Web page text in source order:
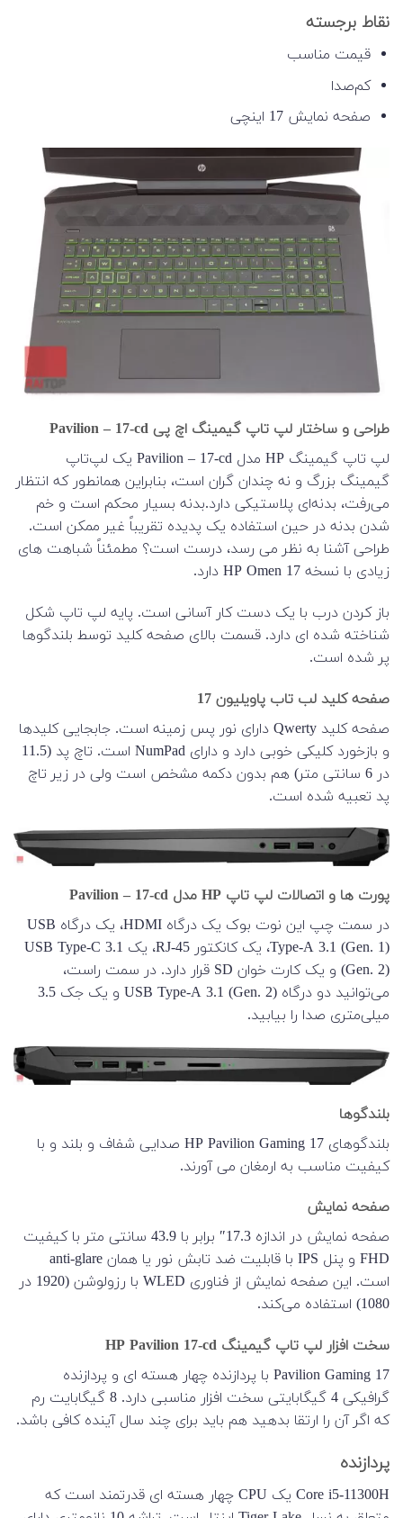
نقاط برجسته
قیمت مناسب
کم‌صدا
صفحه نمایش 17 اینچی
طراحی و ساختار لپ تاپ گیمینگ اچ پی Pavilion – 17-cd
لپ تاپ گیمینگ HP مدل Pavilion – 17-cd یک لپ‌تاپ
گیمینگ بزرگ و نه چندان گران است، بنابراین همانطور که انتظار
می‌رفت، بدنه‌ای پلاستیکی دارد.بدنه بسیار محکم است و خم
شدن بدنه در حین استفاده یک پدیده تقریباً غیر ممکن است.
طراحی آشنا به نظر می رسد، درست است؟ مطمئناً شباهت های
زیادی با نسخه HP Omen 17 دارد.
باز کردن درب با یک دست کار آسانی است. پایه لپ تاپ شکل
شناخته شده ای دارد. قسمت بالای صفحه کلید توسط بلندگوها
پر شده است.
صفحه کلید لب تاب پاویلیون 17
صفحه کلید Qwerty دارای نور پس زمینه است. جابجایی کلیدها
و بازخورد کلیکی خوبی دارد و دارای NumPad است. تاچ پد (11.5
در 6 سانتی متر) هم بدون دکمه مشخص است ولی در زیر تاچ
پد تعبیه شده است.
پورت ها و اتصالات لپ تاپ HP مدل Pavilion – 17-cd
در سمت چپ این نوت بوک یک درگاه HDMI، یک درگاه USB
Type-A 3.1 (Gen. 1)، یک کانکتور RJ-45، یک USB Type-C 3.1
(Gen. 2) و یک کارت خوان SD قرار دارد. در سمت راست،
می‌توانید دو درگاه USB Type-A 3.1 (Gen. 2) و یک جک 3.5
میلی‌متری صدا را بیابید.
بلندگوها
بلندگوهای HP Pavilion Gaming 17 صدایی شفاف و بلند و با
کیفیت مناسب به ارمغان می آورند.
صفحه نمایش
صفحه نمایش در اندازه 17.3″ برابر با 43.9 سانتی متر با کیفیت
FHD و پنل IPS با قابلیت ضد تابش نور یا همان anti-glare
است. این صفحه نمایش از فناوری WLED با رزولوشن (1920 در
1080) استفاده می‌کند.
سخت افزار لپ تاپ گیمینگ HP Pavilion 17-cd
Pavilion Gaming 17 با پردازنده چهار هسته ای و پردازنده
گرافیکی 4 گیگابایتی سخت افزار مناسبی دارد. 8 گیگابایت رم
که اگر آن را ارتقا بدهید هم باید برای چند سال آینده کافی باشد.
پردازنده
Core i5-11300H یک CPU چهار هسته ای قدرتمند است که